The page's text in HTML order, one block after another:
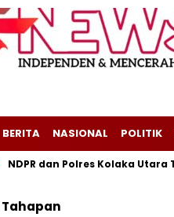
BERITA NASIONAL POLITIK
NDPR dan Polres Kolaka Utara
Tahapan